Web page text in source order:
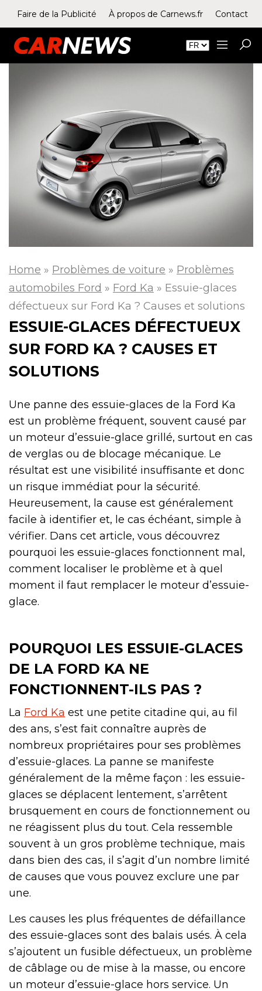
Faire de la Publicité À propos de Carnews.fr Contact
Home » Problèmes de voiture » Problèmes
automobiles Ford » Ford Ka » Essuie-glaces
défectueux sur Ford Ka ? Causes et solutions
ESSUIE-GLACES DÉFECTUEUX
SUR FORD KA ? CAUSES ET
SOLUTIONS
Une panne des essuie-glaces de la Ford Ka
est un problème fréquent, souvent causé par
un moteur d’essuie-glace grillé, surtout en cas
de verglas ou de blocage mécanique. Le
résultat est une visibilité insuffisante et donc
un risque immédiat pour la sécurité.
Heureusement, la cause est généralement
facile à identifier et, le cas échéant, simple à
vérifier. Dans cet article, vous découvrez
pourquoi les essuie-glaces fonctionnent mal,
comment localiser le problème et à quel
moment il faut remplacer le moteur d’essuie-
glace.
POURQUOI LES ESSUIE-GLACES
DE LA FORD KA NE
FONCTIONNENT-ILS PAS ?
La Ford Ka est une petite citadine qui, au fil
des ans, s’est fait connaître auprès de
nombreux propriétaires pour ses problèmes
d’essuie-glaces. La panne se manifeste
généralement de la même façon : les essuie-
glaces se déplacent lentement, s’arrêtent
brusquement en cours de fonctionnement ou
ne réagissent plus du tout. Cela ressemble
souvent à un gros problème technique, mais
dans bien des cas, il s’agit d’un nombre limité
de causes que vous pouvez exclure une par
une.
Les causes les plus fréquentes de défaillance
des essuie-glaces sont des balais usés. À cela
s’ajoutent un fusible défectueux, un problème
de câblage ou de mise à la masse, ou encore
un moteur d’essuie-glace hors service. Un